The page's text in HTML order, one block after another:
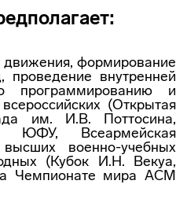
движения, формирование
проведение внутренней
и
(Открытая
им. И.В. Поттосина,
ЮФУ, Всеармейская
военно-учебных
(Кубок И.Н. Векуа,
Чемпионате мира ACM